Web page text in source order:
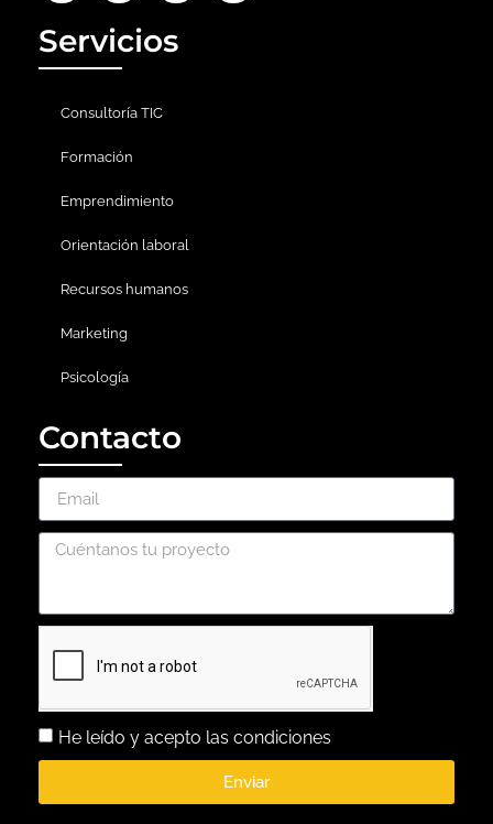
Servicios
Consultoría TIC
Formación
Emprendimiento
Orientación laboral
Recursos humanos
Marketing
Psicología
Contacto
He leído y acepto las condiciones
Enviar